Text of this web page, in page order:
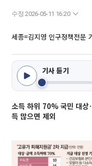
수정 2026-05-11 16:20
세종=김지영 인구정책전문
기사 듣기
소득 하위 70% 국민 대상
득 많으면 제외